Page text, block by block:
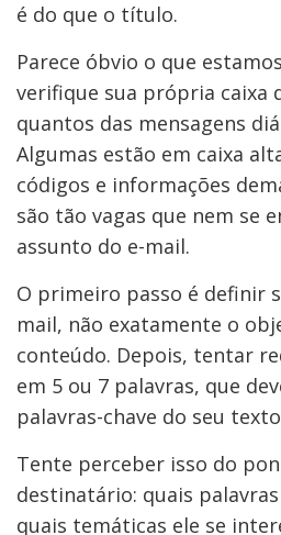
é do que o título.
Parece óbvio o que
verifique sua própria caixa
quantos das mensagens
Algumas estão em caixa
códigos e informações
são tão vagas que nem se
assunto do e-mail.
O primeiro passo é definir
mail, não exatamente o
conteúdo. Depois, tentar
em 5 ou 7 palavras, que
palavras-chave do seu
Tente perceber isso do
destinatário: quais
quais temáticas ele se